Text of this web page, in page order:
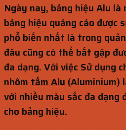
Ngày nay, bảng hiệu Alu
bảng hiệu quảng cáo được
phổ biến nhất là trong
đâu cũng có thể bắt gặp
đa dạng. Với việc Sử dụng
nhôm tấm Alu (Aluminium)
với nhiều màu sắc đa dạng
cho bảng hiệu.